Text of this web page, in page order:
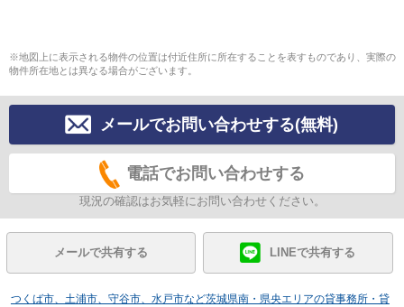
※地図上に表示される物件の位置は付近住所に所在することを表すものであり、実際の
物件所在地とは異なる場合がございます。
メールでお問い合わせする(無料)
電話でお問い合わせする
現況の確認はお気軽にお問い合わせください。
メールで共有する LINEで共有する
つくば市、土浦市、守谷市、水戸市など茨城県南・県央エリアの貸事務所・貸